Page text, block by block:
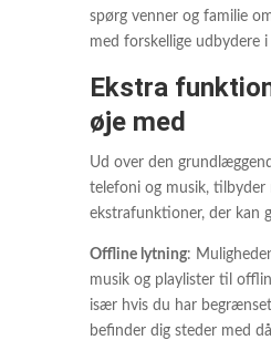
spørg venner og familie
med forskellige udbydere
Ekstra
øje med
Ud over den
telefoni og musik, tilbyder
ekstrafunktioner, der kan
Offline lytning:
musik og playlister til
især hvis du har
befinder dig steder med